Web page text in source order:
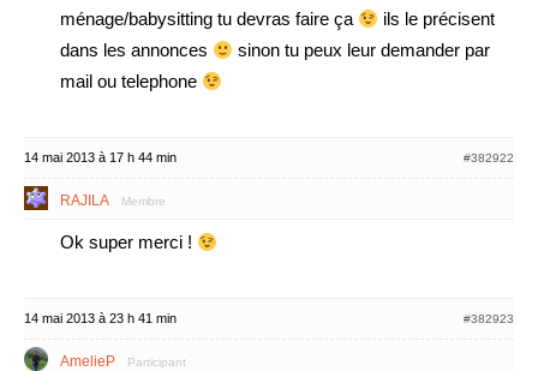
ménage/babysitting tu devras faire ça
ils le précisent
dans les annonces
sinon tu peux leur demander par
mail ou telephone
14 mai 2013 à 17 h 44 min #382922
RAJILA Membre
Ok super merci !
14 mai 2013 à 23 h 41 min #382923
AmelieP Participant